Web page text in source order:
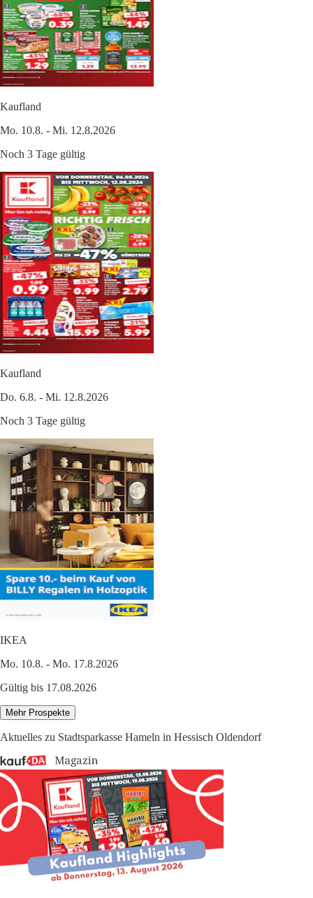
Kaufland
Mo. 10.8. - Mi. 12.8.2026
Noch 3 Tage gültig
Kaufland
Do. 6.8. - Mi. 12.8.2026
Noch 3 Tage gültig
IKEA
Mo. 10.8. - Mo. 17.8.2026
Gültig bis 17.08.2026
Mehr Prospekte
Aktuelles zu Stadtsparkasse Hameln in Hessisch Oldendorf